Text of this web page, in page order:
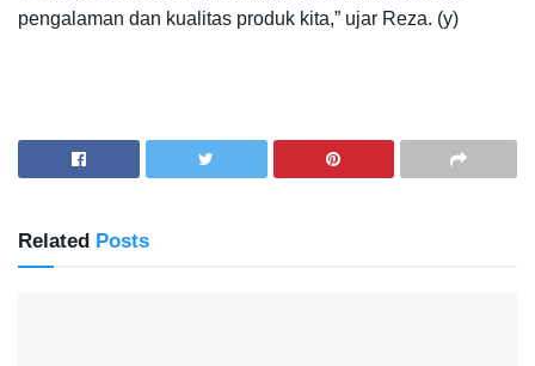
pengalaman dan kualitas produk kita,” ujar Reza. (y)
Related Posts